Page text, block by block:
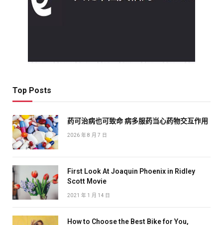
Top Posts
药可治病也可致命 病多服药当心药物交互作用
2026 年 8 月 7 日
First Look At Joaquin Phoenix in Ridley
Scott Movie
2021 年 1 月 14 日
How to Choose the Best Bike for You,